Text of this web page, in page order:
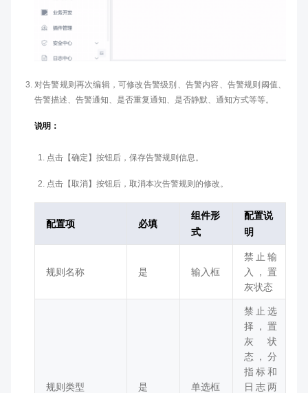
对告警规则再次编辑，可修改告警级别、告警内容、告警规则阈值、
告警描述、告警通知、是否重复通知、是否静默、通知方式等等。
说明：
点击【确定】按钮后，保存告警规则信息。
点击【取消】按钮后，取消本次告警规则的修改。
配置项 必填
组件形
式
配置说
明
规则名称 是 输入框
禁止输
入，置
灰状态
规则类型 是 单选框
禁止选
择，置
灰状
态，分
指标和
日志两